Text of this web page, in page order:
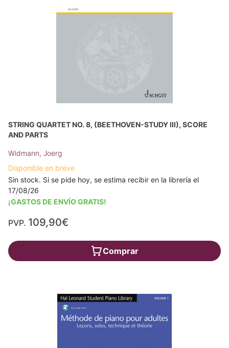
STRING QUARTET NO. 8, (BEETHOVEN-STUDY III), SCORE
AND PARTS
Widmann, Joerg
Disponible en breve
Sin stock. Si se pide hoy, se estima recibir en la librería el
17/08/26
¡GASTOS DE ENVÍO GRATIS!
PVP. 109,90€
Comprar